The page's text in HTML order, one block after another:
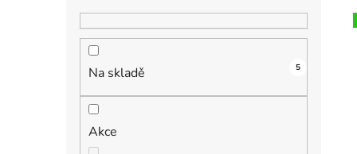
Na skladě 5
Akce